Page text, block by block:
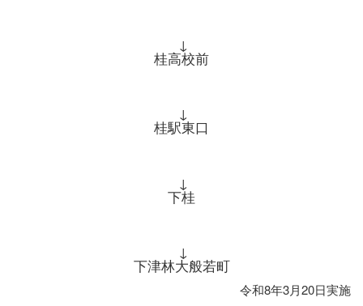
↓
桂高校前
↓
桂駅東口
↓
下桂
↓
下津林大般若町
令和8年3月20日実施